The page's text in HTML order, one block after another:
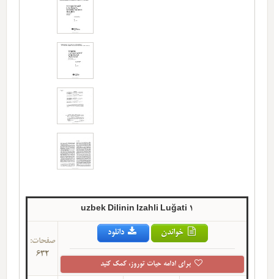
uzbek Dilinin Izahli Luğati 1
خواندن دانلود
برای ادامه حیات توروز، کمک کنید
صفحات:
632